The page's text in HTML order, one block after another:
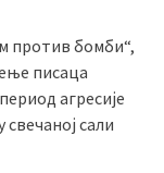
против бомби“,
писаца
агресије
свечаној сали